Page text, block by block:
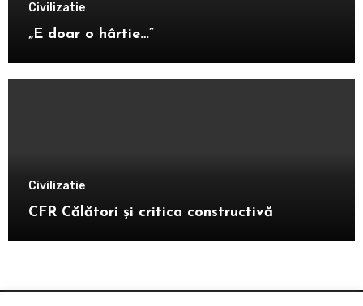
Civilizatie
„E doar o hârtie…”
Civilizatie
CFR Călători și critica constructivă